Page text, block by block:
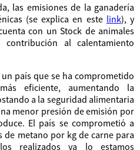
las emisiones de la ganadería
(se explica en este link), y
con un Stock de animales
contribución al calentamiento
país que se ha comprometido
eficiente, aumentando la
a la seguridad alimentaria
menor presión de emisión por
El país se comprometió a
de metano por kg de carne para
realizados ya lo estamos